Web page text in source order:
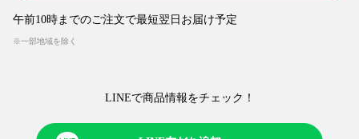
午前10時までのご注文で最短翌日お届け予定
※一部地域を除く
LINEで商品情報をチェック！​